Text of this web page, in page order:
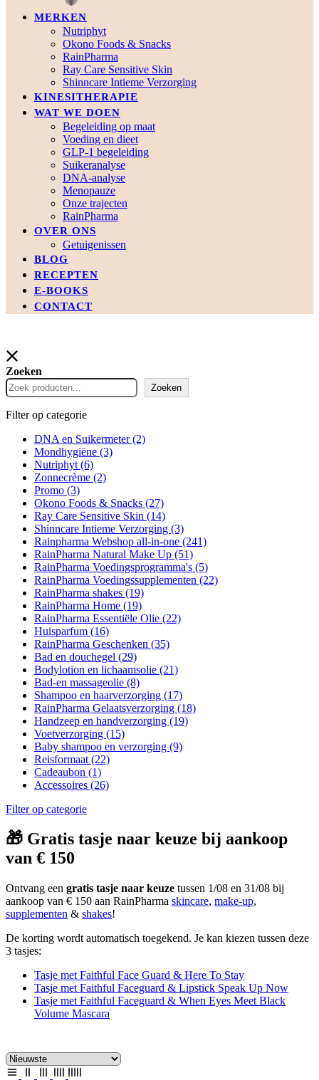
MERKEN
Nutriphyt
Okono Foods & Snacks
RainPharma
Ray Care Sensitive Skin
Shinncare Intieme Verzorging
KINESITHERAPIE
WAT WE DOEN
Begeleiding op maat
Voeding en dieet
GLP-1 begeleiding
Suikeranalyse
DNA-analyse
Menopauze
Onze trajecten
RainPharma
OVER ONS
Getuigenissen
BLOG
RECEPTEN
E-BOOKS
CONTACT
Zoeken
Zoeken
Filter op categorie
DNA en Suikermeter(2)
Mondhygiëne (3)
Nutriphyt (6)
Zonnecrème (2)
Promo (3)
Okono Foods & Snacks (27)
Ray Care Sensitive Skin (14)
Shinncare Intieme Verzorging (3)
Rainpharma Webshop all-in-one (241)
RainPharma Natural Make Up (51)
RainPharma Voedingsprogramma's (5)
RainPharma Voedingssupplementen (22)
RainPharma shakes (19)
RainPharma Home (19)
RainPharma Essentiële Olie (22)
Huisparfum (16)
RainPharma Geschenken (35)
Bad en douchegel (29)
Bodylotion en lichaamsolie (21)
Bad-en massageolie (8)
Shampoo en haarverzorging (17)
RainPharma Gelaatsverzorging (18)
Handzeep en handverzorging (19)
Voetverzorging (15)
Baby shampoo en verzorging (9)
Reisformaat (22)
Cadeaubon (1)
Accessoires (26)
Filter op categorie
🎁 Gratis tasje naar keuze bij aankoop
van € 150
Ontvang een gratis tasje naar keuze tussen 1/08 en 31/08 bij
aankoop van € 150 aan RainPharma skincare, make-up,
supplementen & shakes!
De korting wordt automatisch toegekend. Je kan kiezen tussen deze
3 tasjes:
Tasje met Faithful Face Guard & Here To Stay
Tasje met Faithful Faceguard & Lipstick Speak Up Now
Tasje met Faithful Faceguard & When Eyes Meet Black
Volume Mascara